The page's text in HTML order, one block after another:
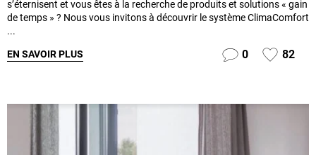
s’éternisent et vous êtes à la recherche de produits et solutions « gain
de temps » ? Nous vous invitons à découvrir le système ClimaComfort
...
EN SAVOIR PLUS 0 82